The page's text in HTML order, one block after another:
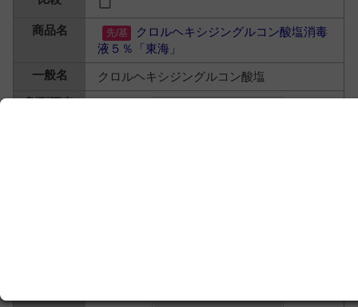
クロルヘキシジングルコン酸塩消毒
液５％「東海」
クロルヘキシジングルコン酸塩